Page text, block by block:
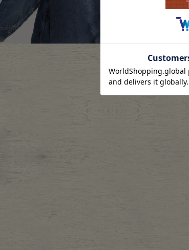
antique goods
vintage bicycle